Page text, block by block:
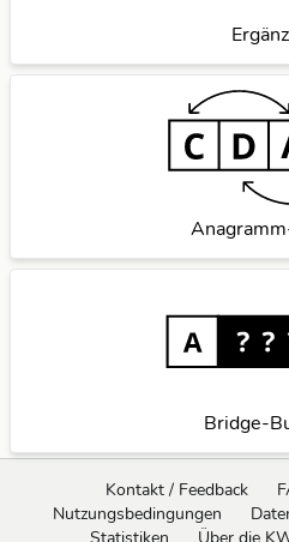
Bridge-
Kontakt / Feedback
Nutzungsbedingungen